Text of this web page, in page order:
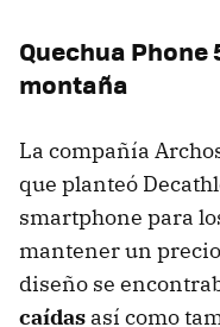
Quechua
montaña
La compañía
que planteó
smartphone para
mantener un
diseño se
caídas así como